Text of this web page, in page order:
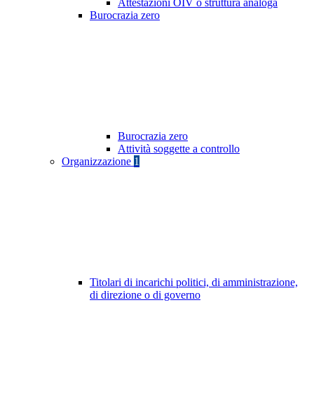
Attestazioni OIV o struttura analoga
Burocrazia zero
Burocrazia zero
Attività soggette a controllo
Organizzazione 1
Titolari di incarichi politici, di amministrazione,
di direzione o di governo